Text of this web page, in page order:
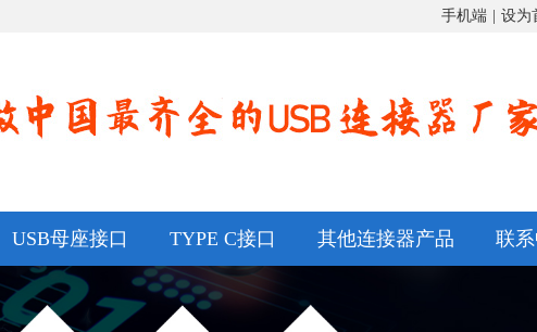
手机端 设为
USB母座接口 TYPE C接口 其他连接器产品 联